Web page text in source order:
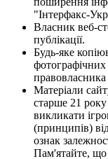
"Інтерфакс-
Власник веб-
публікації.
Будь-яке
фотографічних
правовласника
Матеріали
старше 21
викликати
(принципів)
ознак
Пам'ятайте, що